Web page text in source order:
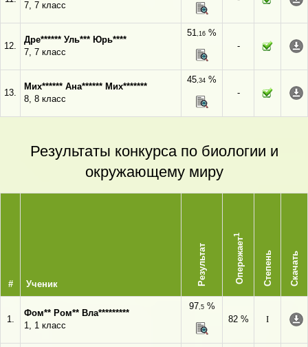
7, 7 класс
12.
Дре****** Уль*** Юрь****
7, 7 класс
51,16 %
-
13.
Мих****** Ана****** Мих*******
8, 8 класс
45,34 %
-
Результаты конкурса по биологии и
окружающему миру
# Ученик Результат Опережает
1
Степень Скачать
1.
Фом** Ром** Вла*********
1, 1 класс
97,5%
82 %
I